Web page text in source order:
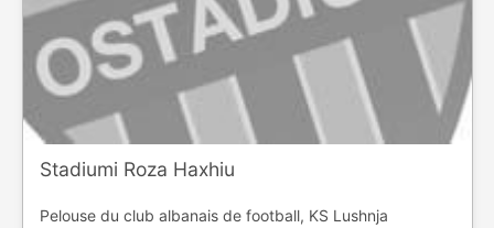
Stadiumi Roza Haxhiu
Pelouse du club albanais de football, KS Lushnja